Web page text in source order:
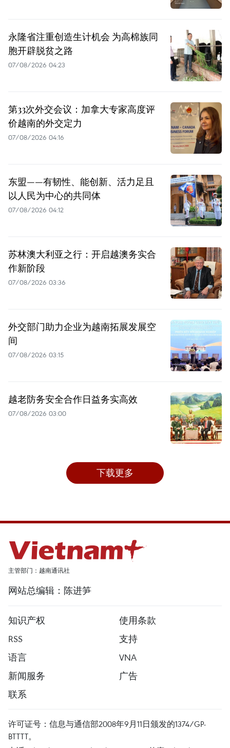
永隆省注重创造生计机会 为高棉族同
胞开辟脱贫之路
07/08/2026 04:23
第33次外交会议：加拿大专家高度评
价越南的外交定力
07/08/2026 04:16
东盟——有韧性、能创新、活力足且
以人民为中心的共同体
07/08/2026 04:12
苏林澳大利亚之行：开启越澳务实合
作新阶段
07/08/2026 03:36
外交部门助力企业为越南拓展发展空
间
07/08/2026 03:15
越老防务安全合作日益务实高效
07/08/2026 03:00
下载更多
主管部门：越南通讯社
网站总编辑：陈进笋
知识产权
使用条款
RSS
支持
语言
VNA
新闻服务
广告
联系
许可证号：信息与通信部2008年9月11日颁发的1374/GP-
BTTTT。